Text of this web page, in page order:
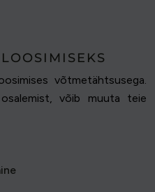
võtmetähtsusega.
võib muuta teie